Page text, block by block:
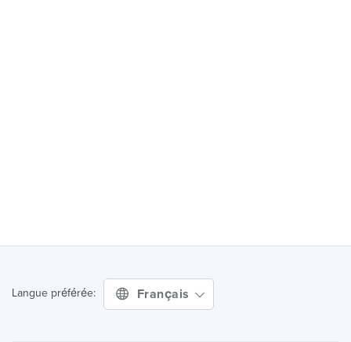
Langue préférée: Français